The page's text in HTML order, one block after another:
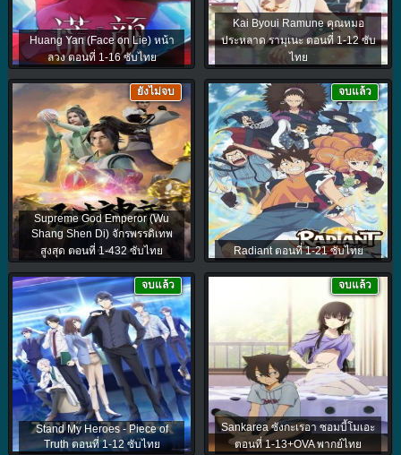
Huang Yan (Face on Lie) หน้า
ลวง ตอนที่ 1-16 ซับไทย
Kai Byoui Ramune คุณหมอ
ประหลาด รามุเนะ ตอนที่ 1-12 ซับ
ไทย
Supreme God Emperor (Wu
Shang Shen Di) จักรพรรดิเทพ
สูงสุด ตอนที่ 1-432 ซับไทย
ยังไม่จบ
Radiant ตอนที่ 1-21 ซับไทย
จบแล้ว
Stand My Heroes - Piece of
Truth ตอนที่ 1-12 ซับไทย
จบแล้ว
Sankarea ซังกะเรอา ซอมบี้โมเอะ
ตอนที่ 1-13+OVA พากย์ไทย
จบแล้ว